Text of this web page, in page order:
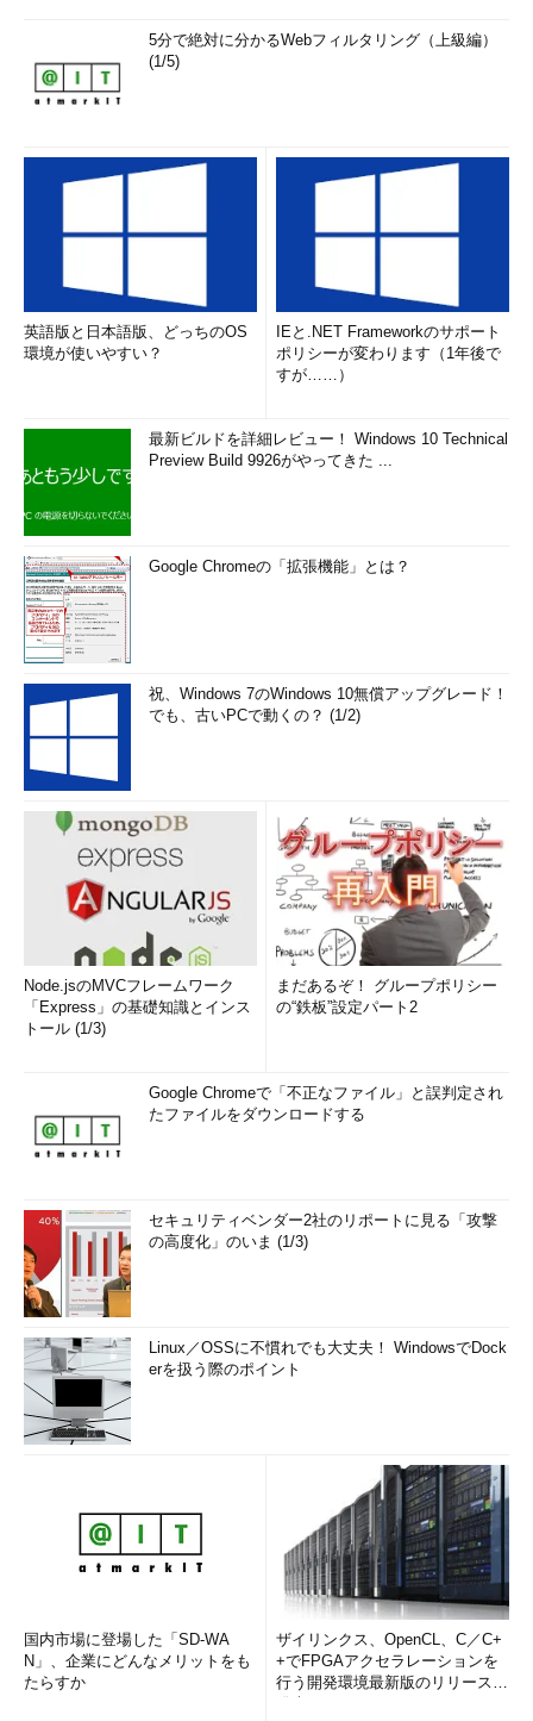
5分で絶対に分かるWebフィルタリング（上級編）
(1/5)
英語版と日本語版、どっちのOS
環境が使いやすい？
IEと.NET Frameworkのサポート
ポリシーが変わります（1年後で
すが……）
最新ビルドを詳細レビュー！ Windows 10 Technical
Preview Build 9926がやってきた ...
Google Chromeの「拡張機能」とは？
祝、Windows 7のWindows 10無償アップグレード！
でも、古いPCで動くの？ (1/2)
Node.jsのMVCフレームワーク
「Express」の基礎知識とインス
トール (1/3)
まだあるぞ！ グループポリシー
の“鉄板”設定パート2
Google Chromeで「不正なファイル」と誤判定され
たファイルをダウンロードする
セキュリティベンダー2社のリポートに見る「攻撃
の高度化」のいま (1/3)
Linux／OSSに不慣れでも大丈夫！ WindowsでDock
erを扱う際のポイント
国内市場に登場した「SD-WA
N」、企業にどんなメリットをも
たらすか
ザイリンクス、OpenCL、C／C+
+でFPGAアクセラレーションを
行う開発環境最新版のリリースを